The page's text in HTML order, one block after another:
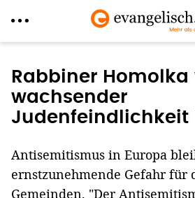
zum
Inhalt
Rabbiner
wachsender
Judenfeindlichkeit
Antisemitismus in Europa
ernstzunehmende Gefahr für
Gemeinden. "Der